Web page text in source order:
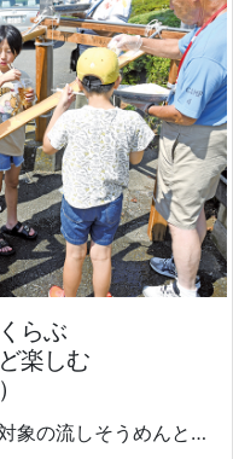
らぶ
楽しむ
川島町立つばさ南小学校の児童が対象の流しそうめんと水鉄砲作りを楽しむ催しが７日、同町の三保谷公民館で開かれた。